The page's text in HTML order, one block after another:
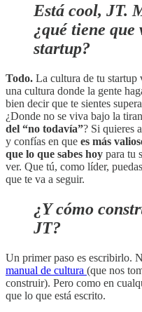
Está cool, JT.
¿qué tiene que
startup?
Todo. La cultura de tu startup
una cultura donde la gente
bien decir que te sientes
¿Donde no se viva bajo la
del “no todavía”? Si quieres
y confías en que es más
que lo que sabes hoy para tu
ver. Que tú, como líder,
que te va a seguir.
¿Y cómo
JT?
Un primer paso es escribirlo.
manual de cultura (que nos
construir). Pero como en
que lo que está escrito.